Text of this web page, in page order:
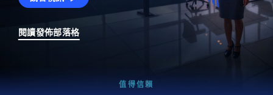
閱讀發佈部落格
值得信賴